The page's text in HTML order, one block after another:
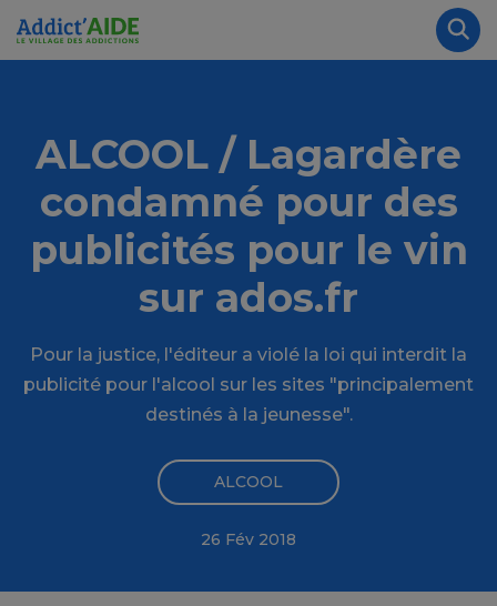
Aller au contenu principal
ALCOOL / Lagardère
condamné pour des
publicités pour le vin
sur ados.fr
Pour la justice, l'éditeur a violé la loi qui interdit la
publicité pour l'alcool sur les sites "principalement
destinés à la jeunesse".
ALCOOL
26 Fév 2018
Panneau de gestion des cookies